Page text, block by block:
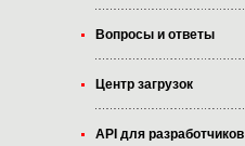
Вопросы и ответы
Центр загрузок
API для разработчиков